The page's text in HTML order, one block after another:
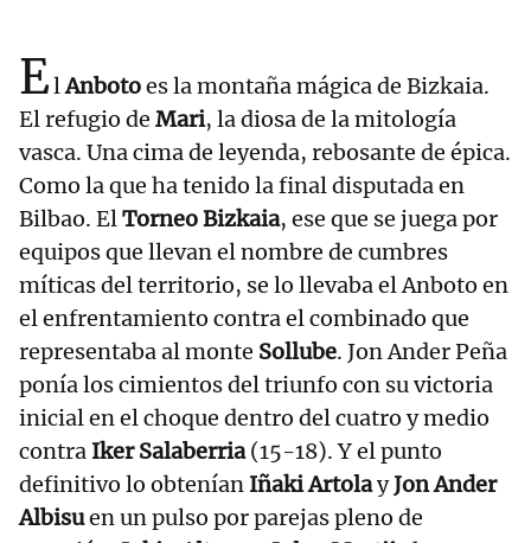
ElAnbotoes la montaña mágica de Bizkaia.
El refugio de Mari, la diosa de la mitología
vasca. Una cima de leyenda, rebosante de épica.
Como la que ha tenido la final disputada en
Bilbao. ElTorneo Bizkaia, ese que se juega por
equipos que llevan el nombre de cumbres
míticas del territorio, se lo llevaba el Anboto en
el enfrentamiento contra el combinado que
representaba al monte Sollube. Jon Ander Peña
ponía los cimientos del triunfo con su victoria
inicial en el choque dentro del cuatro y medio
contra Iker Salaberria(15-18). Y el punto
definitivo lo obtenían Iñaki ArtolayJon Ander
Albisuen un pulso por parejas pleno de